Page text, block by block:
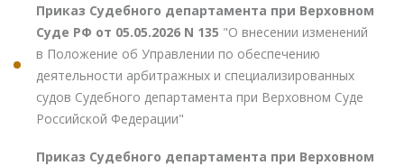
Приказ Судебного департамента при Верховном
Суде РФ от 05.05.2026 N 135 "О внесении изменений
в Положение об Управлении по обеспечению
деятельности арбитражных и специализированных
судов Судебного департамента при Верховном Суде
Российской Федерации"
Приказ Судебного департамента при Верховном